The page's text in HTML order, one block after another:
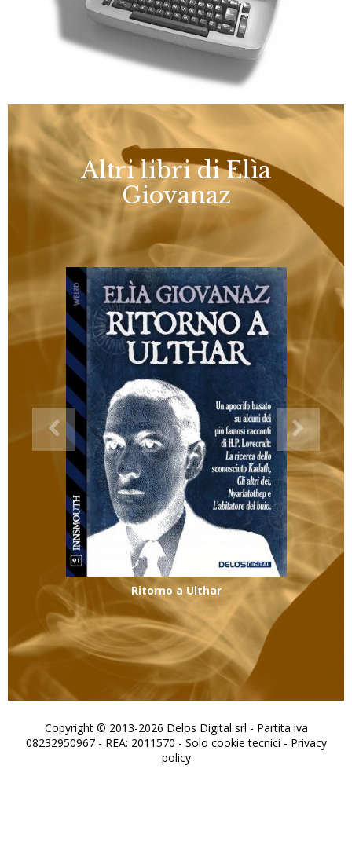
Altri libri di Elìa
Giovanaz
Ritorno a Ulthar
Copyright © 2013-2026 Delos Digital srl - Partita iva
08232950967 - REA: 2011570 - Solo cookie tecnici - Privacy
policy